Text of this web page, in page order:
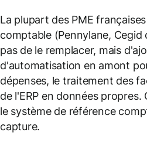
La plupart des PME
comptable (Pennylane, Cegid
pas de le remplacer, mais
d'automatisation en amont
dépenses, le traitement des
de l'ERP en données
le système de référence
capture.